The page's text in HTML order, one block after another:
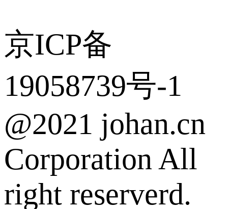
京ICP备
19058739号-1
@2021 johan.cn
Corporation All
right reserverd.